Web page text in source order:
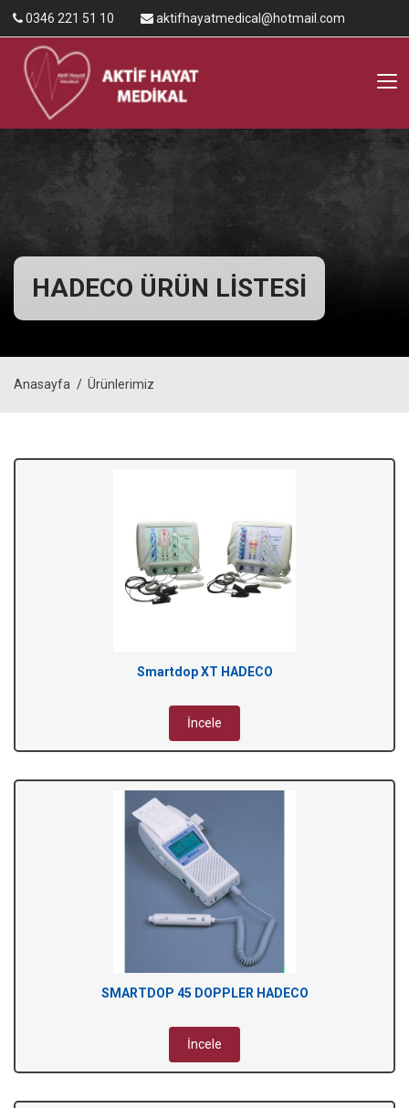
0346 221 51 10 aktifhayatmedical@hotmail.com
HADECO ÜRÜN LİSTESİ
Anasayfa Ürünlerimiz
Smartdop XT HADECO
İncele
SMARTDOP 45 DOPPLER HADECO
İncele